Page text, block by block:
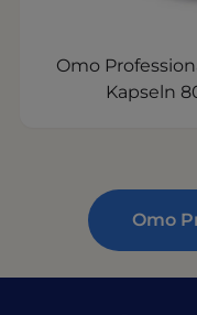
Omo
Kapseln
Omo